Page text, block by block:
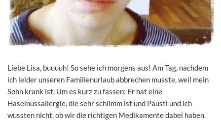
Liebe Lisa, buuuuh! So sehe ich morgens aus! Am Tag, nachdem
ich leider unseren Familienurlaub abbrechen musste, weil mein
Sohn krank ist. Um es kurz zu fassen: Er hat eine
Haselnussallergie, die sehr schlimm ist und Pausti und ich
wussten nicht, ob wir die richtigen Medikamente dabei haben.